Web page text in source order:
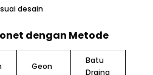
desain
dengan Metode
Geon
Batu
Draina